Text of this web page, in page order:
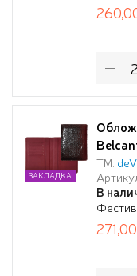
ТМ:
В
ЗАКЛАДКА
271,00